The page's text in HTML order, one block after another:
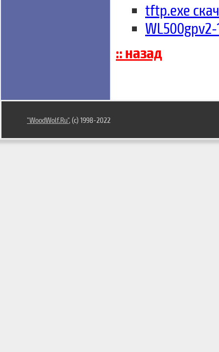
tftp.exe
:: назад
"WoodWolf.Ru", (c) 1998-2022